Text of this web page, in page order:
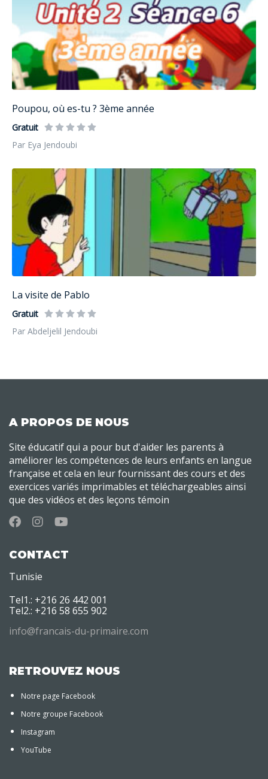
Poupou, où es-tu ? 3ème année
Gratuit
Par Eya Jendoubi
La visite de Pablo
Gratuit
Par Abdeljelil Jendoubi
A PROPOS DE NOUS
Site éducatif qui a pour but d'aider les parents à
améliorer les compétences de leurs enfants en langue
française et cela en leur fournissant des cours et des
exercices variés imprimables et téléchargeables ainsi
que des vidéos et des leçons témoin
CONTACT
Tunisie
Tel1.: +216 26 442 001
Tel2.: +216 58 655 902
info@francais-du-primaire.com
RETROUVEZ NOUS
Notre page Facebook
Notre groupe Facebook
Instagram
YouTube